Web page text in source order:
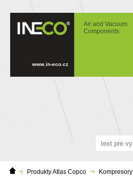
Kompresory
Air and Vacuum
Components
www.in-eco.cz
Domácí
stránka
Produkty Atlas Copco Kompresory